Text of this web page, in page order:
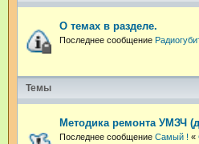
О темах в разделе.
Последнее сообщение
Темы
Методика ремонта УМЗЧ
Последнее сообщение Самый ! «